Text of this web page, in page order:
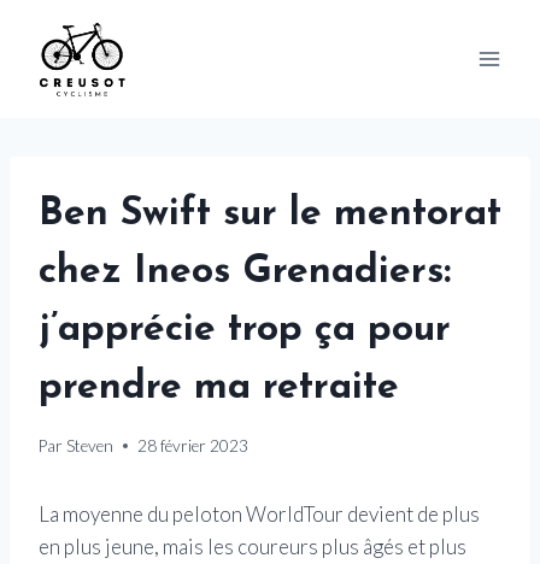
content
Ben Swift sur le mentorat
chez Ineos Grenadiers:
j’apprécie trop ça pour
prendre ma retraite
Par Steven 28 février 2023
La moyenne du peloton WorldTour devient de plus
en plus jeune, mais les coureurs plus âgés et plus